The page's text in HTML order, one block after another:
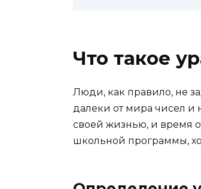
Что такое
Люди, как правило, не
далеки от мира чисел и
своей жизнью, и время
школьной программы,